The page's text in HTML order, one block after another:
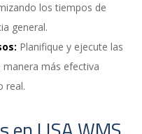
los tiempos de
general.
Planifique y ejecute las
más efectiva
real.